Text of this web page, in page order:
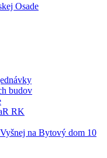
Osade
budov
RK
na Bytový dom 10